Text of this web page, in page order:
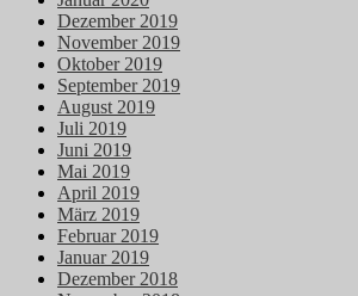
Dezember 2019
November 2019
Oktober 2019
September 2019
August 2019
Juli 2019
Juni 2019
Mai 2019
April 2019
März 2019
Februar 2019
Januar 2019
Dezember 2018